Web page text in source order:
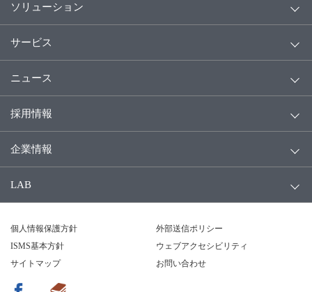
ソリューション
サービス
ニュース
採用情報
企業情報
LAB
個人情報保護方針
外部送信ポリシー
ISMS基本方針
ウェブアクセシビリティ
サイトマップ
お問い合わせ